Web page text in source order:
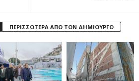
ΠΕΡΙΣΣΟΤΕΡΑ ΑΠΟ ΤΟΝ ΔΗΜΙΟΥΡΓΟ